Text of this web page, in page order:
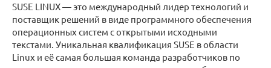
SUSE LINUX — это международный лидер технологий и
поставщик решений в виде программного обеспечения
операционных систем с открытыми исходными
текстами. Уникальная квалификация SUSE в области
Linux и её самая большая команда разработчиков по